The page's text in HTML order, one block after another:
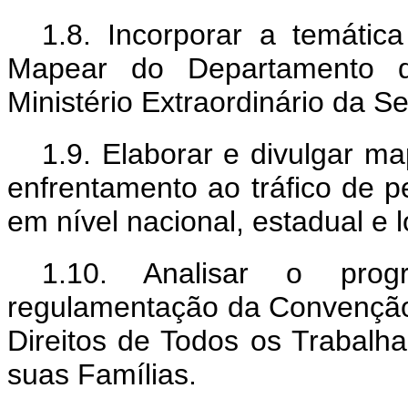
1.8. Incorporar a
Mapear do Departamento
Ministério Extraordinário da
1.9. Elaborar e divulgar
enfrentamento ao tráfico de
em nível nacional, estadual e
1.10. Analisar o
regulamentação da
Direitos de Todos os
suas Famílias.